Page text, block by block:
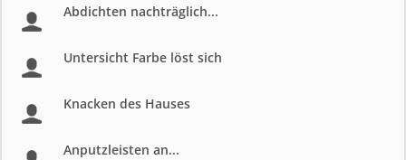
Abdichten nachträglich...
Untersicht Farbe löst sich
Knacken des Hauses
Anputzleisten an...